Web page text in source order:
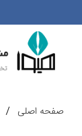
صفحه اصلی